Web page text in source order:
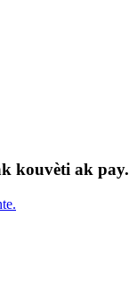
kouvèti ak pay.